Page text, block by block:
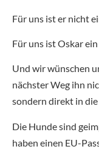
Für uns ist er nicht
Für uns ist Oskar
Und wir wünschen
nächster Weg ihn
sondern direkt in
Die Hunde sind
haben einen EU-